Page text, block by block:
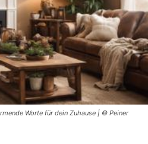
Worte für dein Zuhause | © Peiner